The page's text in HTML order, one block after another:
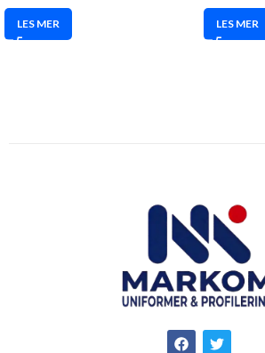
LES MER LES MER